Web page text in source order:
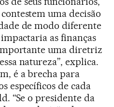
uma decisão
de modo diferente
as finanças
uma diretriz
natureza”, explica.
é a brecha para
específicos de cada
“Se o presidente da